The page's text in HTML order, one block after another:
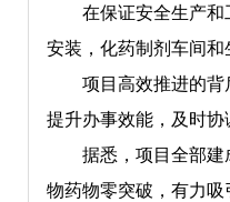
在保证安全生产和工
安装，化药制剂车间
项目高效推进的背后
提升办事效能，及时
据悉，项目全部建成
物药物零突破，有力